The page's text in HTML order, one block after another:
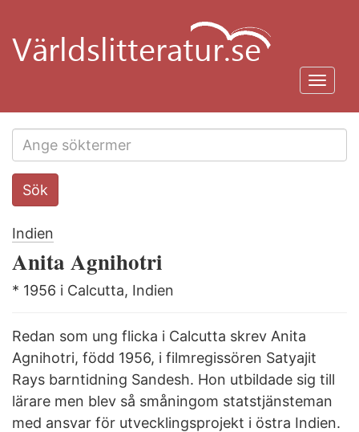
huvudinnehåll
Search
this
Sök
Indien
Anita Agnihotri
* 1956 i Calcutta, Indien
Redan som ung flicka i Calcutta skrev Anita
Agnihotri, född 1956, i filmregissören Satyajit
Rays barntidning Sandesh. Hon utbildade sig till
lärare men blev så småningom statstjänsteman
med ansvar för utvecklingsprojekt i östra Indien.